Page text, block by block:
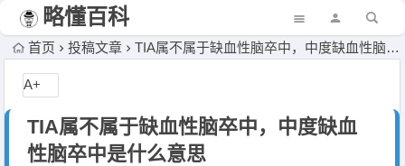
略懂百科
首页 投稿文章 TIA属不属于缺血性脑卒中，中度缺血性脑卒中是什么意思
TIA属不属于缺血性脑卒中，中度缺血
性脑卒中是什么意思
A+